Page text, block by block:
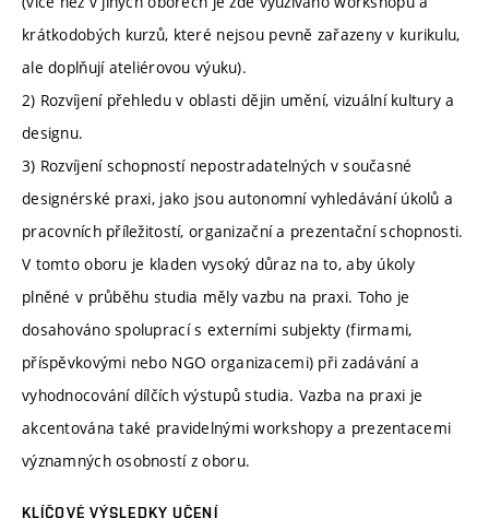
krátkodobých kurzů, které nejsou pevně zařazeny v kurikulu,
ale doplňují ateliérovou výuku).
2) Rozvíjení přehledu v oblasti dějin umění, vizuální kultury a
designu.
3) Rozvíjení schopností nepostradatelných v současné
designérské praxi, jako jsou autonomní vyhledávání úkolů a
pracovních příležitostí, organizační a prezentační schopnosti.
V tomto oboru je kladen vysoký důraz na to, aby úkoly
plněné v průběhu studia měly vazbu na praxi. Toho je
dosahováno spoluprací s externími subjekty (firmami,
příspěvkovými nebo NGO organizacemi) při zadávání a
vyhodnocování dílčích výstupů studia. Vazba na praxi je
akcentována také pravidelnými workshopy a prezentacemi
významných osobností z oboru.
KLÍČOVÉ VÝSLEDKY UČENÍ